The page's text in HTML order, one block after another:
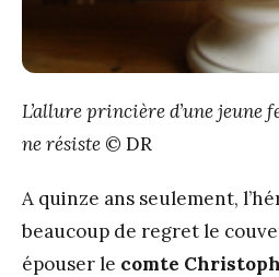
L’allure princière d’une jeune
ne résiste © DR
A quinze ans seulement,
beaucoup de regret le
épouser le comte